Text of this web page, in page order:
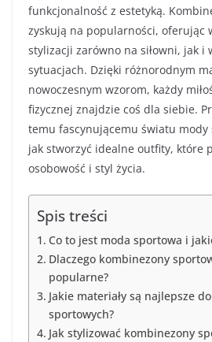
funkcjonalność z estetyką.
zyskują na popularności, oferując
stylizacji zarówno na siłowni, jak i
sytuacjach. Dzięki różnorodnym
nowoczesnym wzorom, każdy
fizycznej znajdzie coś dla siebie.
temu fascynującemu światu
jak stworzyć idealne outfity, które
osobowość i styl życia.
Spis treści
Co to jest moda sportowa i
Dlaczego kombinezony
popularne?
Jakie materiały są najlepsze
sportowych?
Jak stylizować kombinezony